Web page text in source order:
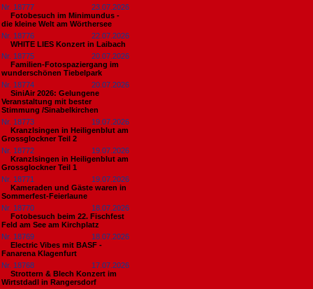
Nr. 18777
23.07.2026
Fotobesuch im Minimundus -
die kleine Welt am Wörthersee
Nr. 18776
22.07.2026
WHITE LIES Konzert in Laibach
Nr. 18775
20.07.2026
Familien-Fotospaziergang im
wunderschönen Tiebelpark
Nr. 18774
20.07.2026
SiniAir 2026: Gelungene
Veranstaltung mit bester
Stimmung /Sinabelkirchen
Nr. 18773
19.07.2026
Kranzlsingen in Heiligenblut am
Grossglockner Teil 2
Nr. 18772
19.07.2026
Kranzlsingen in Heiligenblut am
Grossglockner Teil 1
Nr. 18771
19.07.2026
Kameraden und Gäste waren in
Sommerfest-Feierlaune
Nr. 18770
18.07.2026
Fotobesuch beim 22. Fischfest
Feld am See am Kirchplatz
Nr. 18769
18.07.2026
Electric Vibes mit BASF -
Fanarena Klagenfurt
Nr. 18768
17.07.2026
Strottern & Blech Konzert im
Wirtstdadl in Rangersdorf